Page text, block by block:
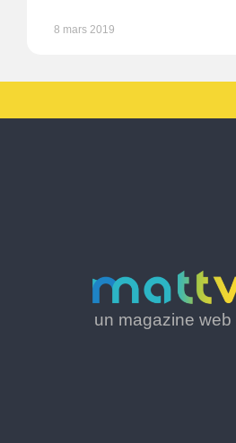
8 mars 2019
un magazine web